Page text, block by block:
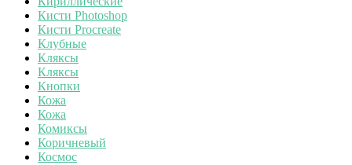
Кисти Photoshop
Кисти Procreate
Клубные
Кляксы
Кляксы
Кнопки
Кожа
Кожа
Комиксы
Коричневый
Космос